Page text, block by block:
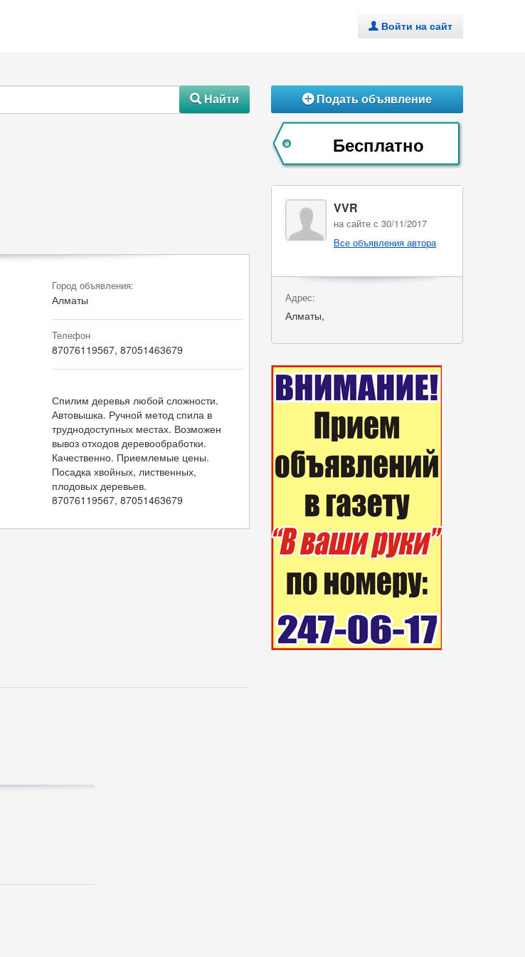
. Войти на сайт
#Найти ÁПодать объявление
Город объявления:
Алматы
Телефон
87076119567, 87051463679
Спилим деревья любой сложности.
Автовышка. Ручной метод спила в
труднодоступных местах. Возможен
вывоз отходов деревообработки.
Качественно. Приемлемые цены.
Посадка хвойных, лиственных,
плодовых деревьев.
87076119567, 87051463679
Бесплатно
VVR
на сайте с 30/11/2017
Все объявления автора
Адрес:
Алматы,